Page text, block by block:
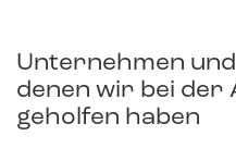
Unternehmen
denen wir bei der
geholfen haben